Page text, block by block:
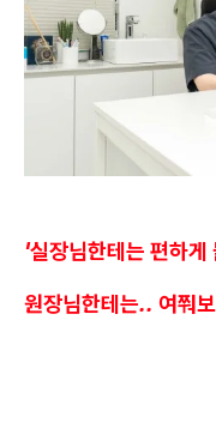
'실장님한테는 편하게
원장님한테는.. 여쭤